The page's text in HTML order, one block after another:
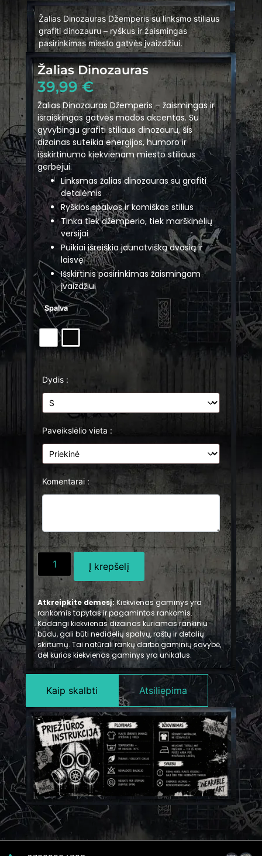
Žalias Dinozauras Džemperis su linksmo stiliaus
grafiti dinozauru – ryškus ir žaismingas
pasirinkimas miesto gatvės įvaizdžiui.
Žalias Dinozauras
39,99€
Žalias Dinozauras Džemperis – žaismingas ir
išraiškingas gatvės mados akcentas. Su
gyvybingu grafiti stiliaus dinozauru, šis
dizainas suteikia energijos, humoro ir
išskirtinumo kiekvienam miesto stiliaus
gerbėjui.
Linksmas žalias dinozauras su grafiti
detalėmis
Ryškios spalvos ir komiškas stilius
Tinka tiek džemperio, tiek marškinėlių
versijai
Puikiai išreiškia jaunatvišką dvasią ir
laisvę
Išskirtinis pasirinkimas žaismingam
įvaizdžiui
Spalva
Dydis :
Paveikslėlio vieta :
Komentarai :
Į krepšelį
Atkreipkite dėmesį:Kiekvienas gaminys yra
rankomis tapytas ir pagamintas rankomis.
Kadangi kiekvienas dizainas kuriamas rankiniu
būdu, gali būti nedidelių spalvų, raštų ir detalių
skirtumų. Tai natūrali rankų darbo gaminių savybė,
dėl kurios kiekvienas gaminys yra unikalus.
Kaip skalbti Atsiliepima